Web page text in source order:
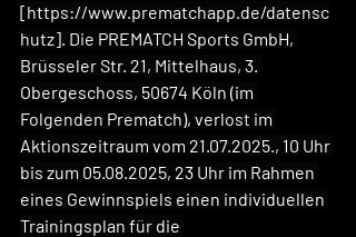
[https://www.prematchapp.de/datensc
hutz]. Die PREMATCH Sports GmbH,
Brüsseler Str. 21, Mittelhaus, 3.
Obergeschoss, 50674 Köln (im
Folgenden Prematch), verlost im
Aktionszeitraum vom 21.07.2025., 10 Uhr
bis zum 05.08.2025, 23 Uhr im Rahmen
eines Gewinnspiels einen individuellen
Trainingsplan für die